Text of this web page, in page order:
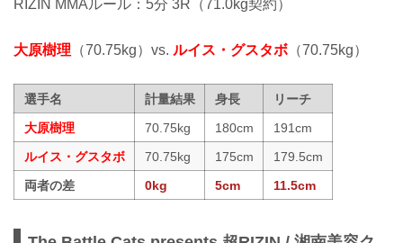
RIZIN MMAルール：5分 3R（71.0kg契約）
大原樹理 （70.75kg）vs. ルイス・グスタボ （70.75kg）
選手名 計量結果 身長
リーチ
大原樹理
70.75kg 180cm
191cm
ルイス・グスタボ
70.75kg 175cm
179.5cm
両者の差
0kg 5cm 11.5cm